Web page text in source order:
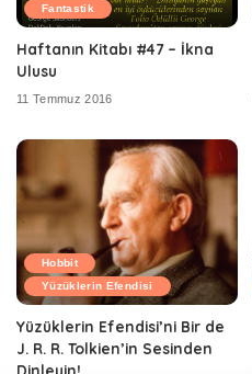
Fantastik
Haftanın Kitabı #47 – İkna
Ulusu
11 Temmuz 2016
Hobbit
Yüzüklerin Efendisi
Yüzüklerin Efendisi’ni Bir de
J. R. R. Tolkien’in Sesinden